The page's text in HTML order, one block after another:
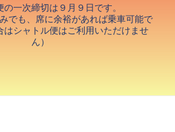
の一次締切は９月９日です。
でも、席に余裕があれば乗車可能で
はシャトル便はご利用いただけませ
ん）